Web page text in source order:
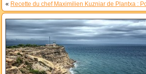
« Recette du chef Maximilien Kuzniar de Plantxa :